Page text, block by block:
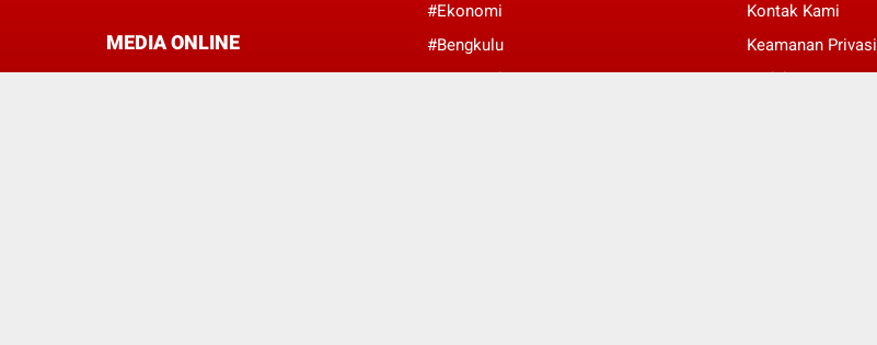
MEDIA ONLINE
#Ekonomi
#Bengkulu
#Nasional
Kontak Kami
Keamanan Privasi
Redaksi